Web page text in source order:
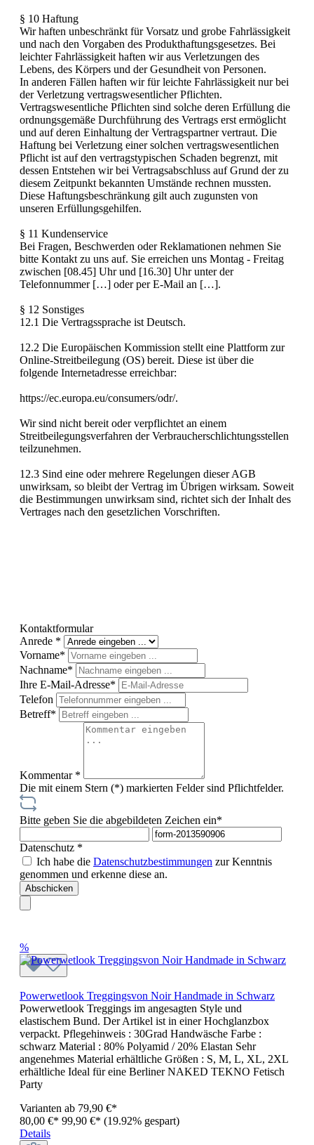
§ 10 Haftung
Wir haften unbeschränkt für Vorsatz und grobe Fahrlässigkeit
und nach den Vorgaben des Produkthaftungsgesetzes. Bei
leichter Fahrlässigkeit haften wir aus Verletzungen des
Lebens, des Körpers und der Gesundheit von Personen.
In anderen Fällen haften wir für leichte Fahrlässigkeit nur bei
der Verletzung vertragswesentlicher Pflichten.
Vertragswesentliche Pflichten sind solche deren Erfüllung die
ordnungsgemäße Durchführung des Vertrags erst ermöglicht
und auf deren Einhaltung der Vertragspartner vertraut. Die
Haftung bei Verletzung einer solchen vertragswesentlichen
Pflicht ist auf den vertragstypischen Schaden begrenzt, mit
dessen Entstehen wir bei Vertragsabschluss auf Grund der zu
diesem Zeitpunkt bekannten Umstände rechnen mussten.
Diese Haftungsbeschränkung gilt auch zugunsten von
unseren Erfüllungsgehilfen.
§ 11 Kundenservice
Bei Fragen, Beschwerden oder Reklamationen nehmen Sie
bitte Kontakt zu uns auf. Sie erreichen uns Montag - Freitag
zwischen [08.45] Uhr und [16.30] Uhr unter der
Telefonnummer […] oder per E-Mail an […].
§ 12 Sonstiges
12.1 Die Vertragssprache ist Deutsch.
12.2 Die Europäischen Kommission stellt eine Plattform zur
Online-Streitbeilegung (OS) bereit. Diese ist über die
folgende Internetadresse erreichbar:
https://ec.europa.eu/consumers/odr/.
Wir sind nicht bereit oder verpflichtet an einem
Streitbeilegungsverfahren der Verbraucherschlichtungsstellen
teilzunehmen.
12.3 Sind eine oder mehrere Regelungen dieser AGB
unwirksam, so bleibt der Vertrag im Übrigen wirksam. Soweit
die Bestimmungen unwirksam sind, richtet sich der Inhalt des
Vertrages nach den gesetzlichen Vorschriften.
Kontaktformular
Anrede *
Vorname*
Nachname*
Ihre E-Mail-Adresse*
Telefon
Betreff*
Kommentar *
Die mit einem Stern (*) markierten Felder sind Pflichtfelder.
Bitte geben Sie die abgebildeten Zeichen ein*
Datenschutz *
Ich habe die Datenschutzbestimmungen zur Kenntnis
genommen und erkenne diese an.
Abschicken
%
Powerwetlook Treggingsvon Noir Handmade in Schwarz
Powerwetlook Treggings im angesagten Style und
elastischem Bund. Der Artikel ist in einer Hochglanzbox
verpackt. Pflegehinweis : 30Grad Handwäsche Farbe :
schwarz Material : 80% Polyamid / 20% Elastan Sehr
angenehmes Material erhältliche Größen : S, M, L, XL, 2XL
erhältliche Ideal für eine Berliner NAKED TEKNO Fetisch
Party
Varianten ab 79,90 €*
80,00 €* 99,90 €* (19.92% gespart)
Details